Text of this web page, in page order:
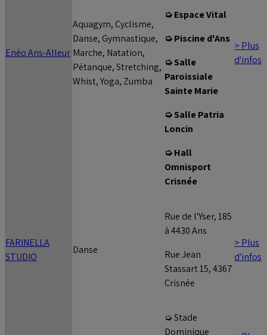
Enéo Ans-Alleur
Aquagym, Cyclisme,
Danse, Gymnastique,
Marche, Natation,
Pétanque, Stretching,
Whist, Yoga, Zumba
➭ Espace Vital
➭ Piscine d'Ans
➭ Salle
Paroissiale
Sainte Marie
➭ Salle Patria
Loncin
➭ Hall
Omnisport
Crisnée
> Plus
d'infos
FARINELLA
STUDIO
Danse
Rue de l'Yser, 185
à 4430 Ans
Rue Jean
Stassart 15, 4367
Crisnée
> Plus
d'infos
➭ Stade
Dominique